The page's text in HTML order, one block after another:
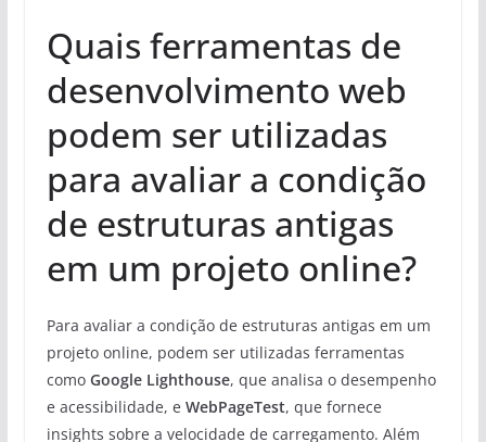
Quais ferramentas de
desenvolvimento web
podem ser utilizadas
para avaliar a condição
de estruturas antigas
em um projeto online?
Para avaliar a condição de estruturas antigas em um
projeto online, podem ser utilizadas ferramentas
como Google Lighthouse, que analisa o desempenho
e acessibilidade, e WebPageTest, que fornece
insights sobre a velocidade de carregamento. Além